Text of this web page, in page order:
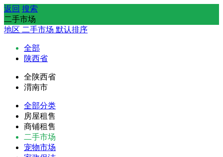
返回 搜索
二手市场
地区 二手市场 默认排序
全部
陕西省
全陕西省
渭南市
全部分类
房屋租售
商铺租售
二手市场
宠物市场